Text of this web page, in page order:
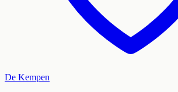
De Kempen